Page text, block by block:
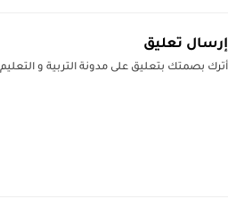
إرسال تعليق
أترك بصمتك بتعليق على مدونة التربية و التعليم